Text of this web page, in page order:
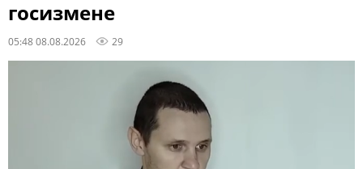
госизмене
05:48 08.08.2026 29